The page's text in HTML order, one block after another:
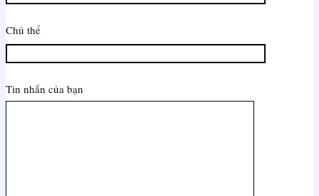
Chủ thể
Tin nhắn của bạn